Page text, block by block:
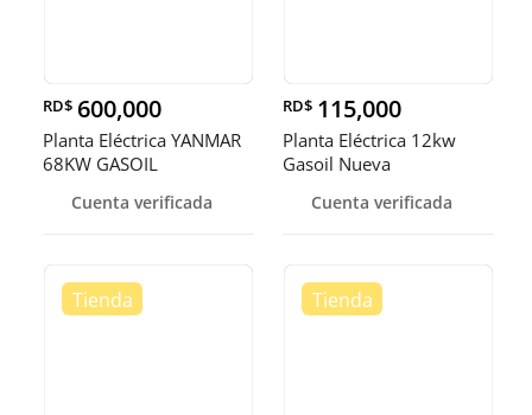
RD$ 600,000
Planta Eléctrica YANMAR
68KW GASOIL
Cuenta verificada
RD$ 115,000
Planta Eléctrica 12kw
Gasoil Nueva
Cuenta verificada